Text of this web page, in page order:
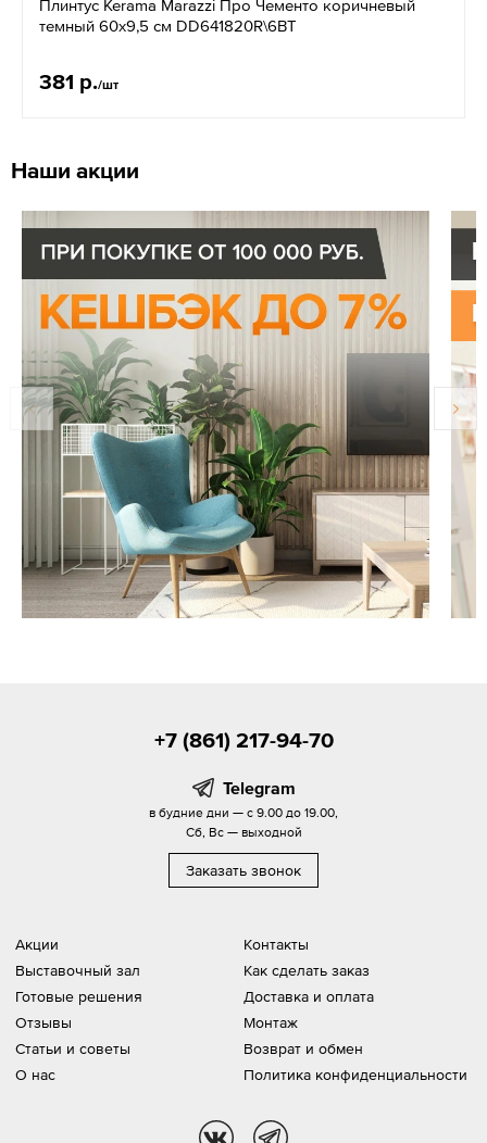
Плинтус Kerama Marazzi Про Чементо коричневый
темный 60х9,5 см DD641820R\6BT
381 р./шт
Наши акции
Акции
Выставочный зал
Готовые решения
Отзывы
Статьи и советы
О нас
Контакты
Как сделать заказ
Доставка и оплата
Монтаж
Возврат и обмен
Политика конфиденциальности
+7 (861) 217-94-70
Telegram
в будние дни — с 9.00 до 19.00,
Сб, Вс — выходной
Заказать звонок